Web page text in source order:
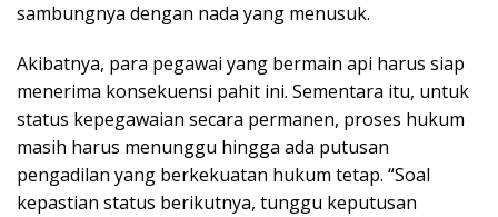
sambungnya dengan nada yang menusuk.
Akibatnya, para pegawai yang bermain api harus siap
menerima konsekuensi pahit ini. Sementara itu, untuk
status kepegawaian secara permanen, proses hukum
masih harus menunggu hingga ada putusan
pengadilan yang berkekuatan hukum tetap. “Soal
kepastian status berikutnya, tunggu keputusan